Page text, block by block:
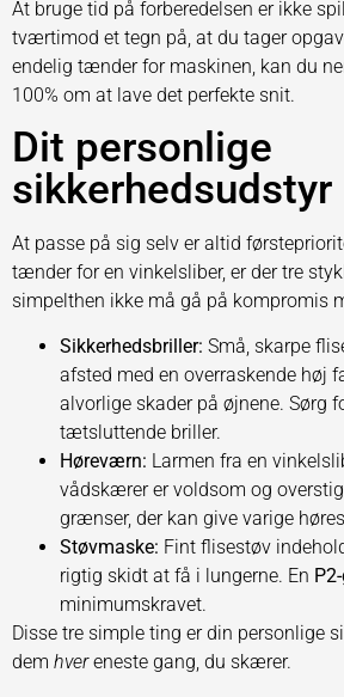
At bruge tid på forberedelsen er ikke
tværtimod et tegn på, at du tager
endelig tænder for maskinen, kan du
100% om at lave det perfekte snit.
Dit personlige
sikkerhedsudstyr
At passe på sig selv er altid
tænder for en vinkelsliber, er der tre
simpelthen ikke må gå på kompromis
Sikkerhedsbriller: Små, skarpe
afsted med en overraskende høj
alvorlige skader på øjnene. Sørg
tætsluttende briller.
Høreværn: Larmen fra en
vådskærer er voldsom og
grænser, der kan give varige
Støvmaske: Fint flisestøv
rigtig skidt at få i lungerne. En
minimumskravet.
Disse tre simple ting er din personlige
dem hvereneste gang, du skærer.